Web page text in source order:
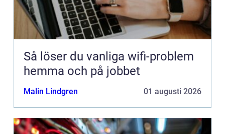
Så löser du vanliga wifi-problem
hemma och på jobbet
Malin Lindgren 01 augusti 2026